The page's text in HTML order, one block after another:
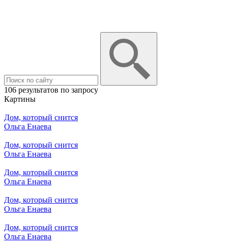
106 результатов по запросу
Картины
Дом, который снится
Ольга Енаева
Дом, который снится
Ольга Енаева
Дом, который снится
Ольга Енаева
Дом, который снится
Ольга Енаева
Дом, который снится
Ольга Енаева